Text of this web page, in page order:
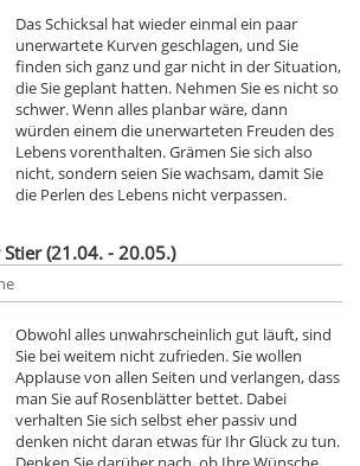
Das Schicksal hat wieder einmal ein paar
unerwartete Kurven geschlagen, und Sie
finden sich ganz und gar nicht in der Situation,
die Sie geplant hatten. Nehmen Sie es nicht so
schwer. Wenn alles planbar wäre, dann
würden einem die unerwarteten Freuden des
Lebens vorenthalten. Grämen Sie sich also
nicht, sondern seien Sie wachsam, damit Sie
die Perlen des Lebens nicht verpassen.
(21.04. - 20.05.)
Obwohl alles unwahrscheinlich gut läuft, sind
Sie bei weitem nicht zufrieden. Sie wollen
Applause von allen Seiten und verlangen, dass
man Sie auf Rosenblätter bettet. Dabei
verhalten Sie sich selbst eher passiv und
denken nicht daran etwas für Ihr Glück zu tun.